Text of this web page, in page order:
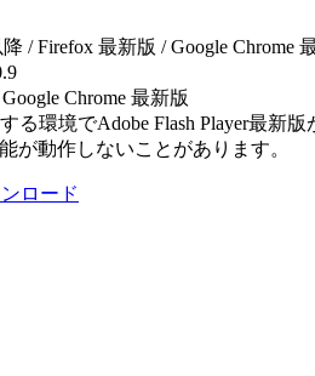
/ Firefox 最新版 / Google Chrome
Chrome 最新版
る環境でAdobe Flash Player最新
が動作しないことがあります。
ロード